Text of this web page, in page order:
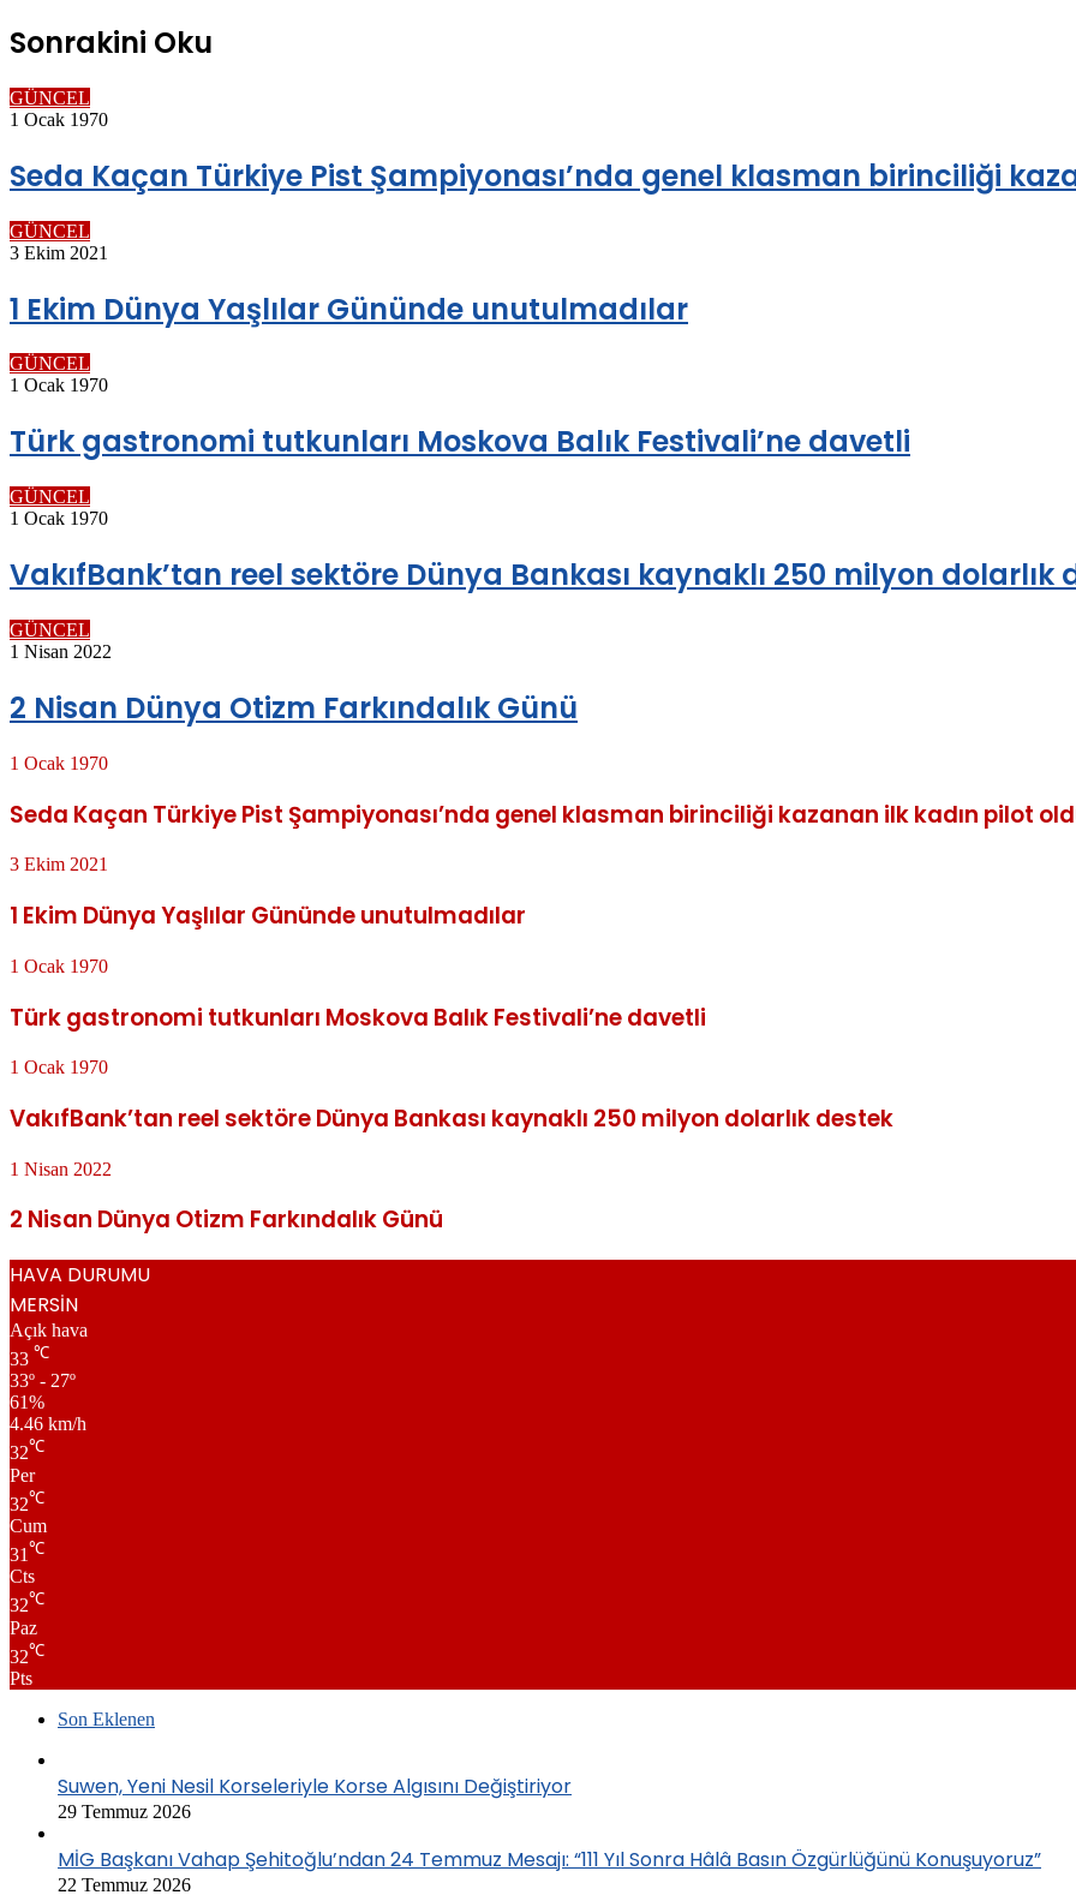
ile
paylaş
Sonrakini Oku
GÜNCEL
1 Ocak 1970
Seda Kaçan Türkiye Pist Şampiyonası’nda genel klasman birinciliği
GÜNCEL
3 Ekim 2021
1 Ekim Dünya Yaşlılar Gününde unutulmadılar
GÜNCEL
1 Ocak 1970
Türk gastronomi tutkunları Moskova Balık Festivali’ne davetli
GÜNCEL
1 Ocak 1970
VakıfBank’tan reel sektöre Dünya Bankası kaynaklı 250 milyon dolarlık
GÜNCEL
1 Nisan 2022
2 Nisan Dünya Otizm Farkındalık Günü
1 Ocak 1970
Seda Kaçan Türkiye Pist Şampiyonası’nda genel klasman birinciliği kazanan ilk kadın pilot
3 Ekim 2021
1 Ekim Dünya Yaşlılar Gününde unutulmadılar
1 Ocak 1970
Türk gastronomi tutkunları Moskova Balık Festivali’ne davetli
1 Ocak 1970
VakıfBank’tan reel sektöre Dünya Bankası kaynaklı 250 milyon dolarlık destek
1 Nisan 2022
2 Nisan Dünya Otizm Farkındalık Günü
HAVA DURUMU
MERSİN
Açık hava
33 ℃
33º - 27º
61%
4.46 km/h
32℃
Per
32℃
Cum
31℃
Cts
32℃
Paz
32℃
Pts
Son Eklenen
Suwen, Yeni Nesil Korseleriyle Korse Algısını Değiştiriyor
29 Temmuz 2026
MİG Başkanı Vahap Şehitoğlu’ndan 24 Temmuz Mesajı: “111 Yıl Sonra Hâlâ Basın Özgürlüğünü Konuşuyoruz”
22 Temmuz 2026